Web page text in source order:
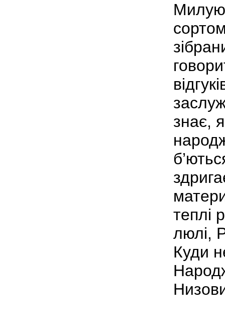
знає,
теплі
люлі,
Куди